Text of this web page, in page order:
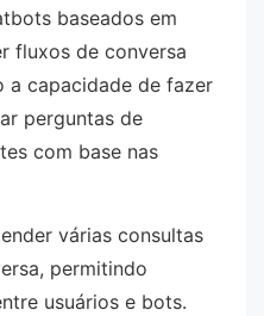
baseados em
fluxos de conversa
a capacidade de fazer
perguntas de
com base nas
várias consultas
permitindo
usuários e bots.